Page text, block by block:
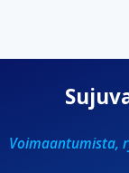
Voimaantumista,